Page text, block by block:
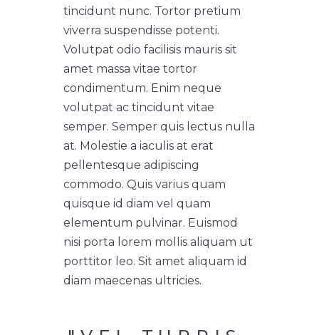
tincidunt nunc. Tortor pretium
viverra suspendisse potenti.
Volutpat odio facilisis mauris sit
amet massa vitae tortor
condimentum. Enim neque
volutpat ac tincidunt vitae
semper. Semper quis lectus nulla
at. Molestie a iaculis at erat
pellentesque adipiscing
commodo. Quis varius quam
quisque id diam vel quam
elementum pulvinar. Euismod
nisi porta lorem mollis aliquam ut
porttitor leo. Sit amet aliquam id
diam maecenas ultricies.